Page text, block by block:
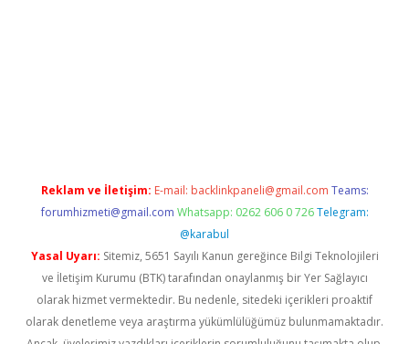
Reklam ve İletişim: E-mail: backlinkpaneli@gmail.com Teams:
forumhizmeti@gmail.com Whatsapp: 0262 606 0 726 Telegram:
@karabul
Yasal Uyarı: Sitemiz, 5651 Sayılı Kanun gereğince Bilgi Teknolojileri
ve İletişim Kurumu (BTK) tarafından onaylanmış bir Yer Sağlayıcı
olarak hizmet vermektedir. Bu nedenle, sitedeki içerikleri proaktif
olarak denetleme veya araştırma yükümlülüğümüz bulunmamaktadır.